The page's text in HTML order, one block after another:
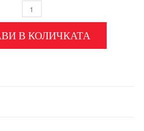
В КОЛИЧКАТА